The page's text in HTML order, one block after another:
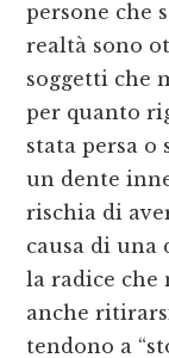
persone che
realtà sono
soggetti che
per quanto
stata persa o
un dente
rischia di
causa di una
la radice che
anche
tendono a